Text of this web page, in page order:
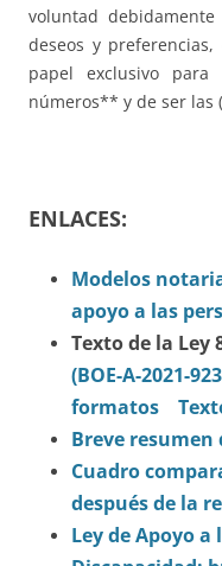
voluntad
deseos y
papel exclusivo
números** y de ser las
ENLACES:
Modelos
apoyo a las
Texto de la Ley
(BOE-A-2021-
formatos
Breve resumen
Cuadro
después de la
Ley de Apoyo a